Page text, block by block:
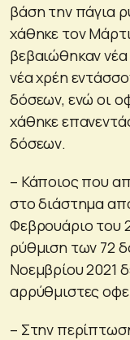
βάση την πάγια
χάθηκε τον
βεβαιώθηκαν
νέα χρέη
δόσεων, ενώ οι
χάθηκε
δόσεων.
– Κάποιος που
στο διάστημα
Φεβρουάριο του
ρύθμιση των 72
Νοεμβρίου 2021
αρρύθμιστες
– Στην